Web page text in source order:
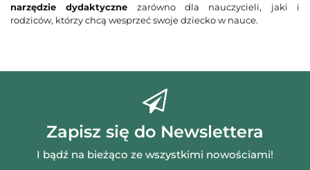
narzędzie dydaktyczne zarówno dla nauczycieli, jaki i
rodziców, którzy chcą wesprzeć swoje dziecko w nauce.
Zapisz się do Newslettera
I bądź na bieżąco ze wszystkimi nowościami!